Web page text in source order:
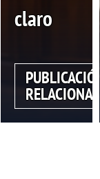
claro
PUBLICACIÓN
RELACIONADA